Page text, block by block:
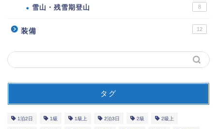
雪山・残雪期登山 8
装備 12
タグ
1泊2日 1級 1級上 2泊3日 2級 2級上